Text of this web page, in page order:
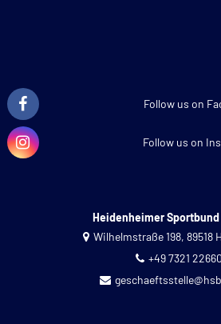
Follow us on
Follow us on
Heidenheimer Sportbund
Wilhelmstraße 198, 89518
+49 7321 22660